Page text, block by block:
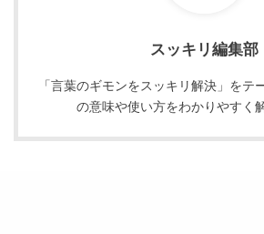
スッキリ編集部
「言葉のギモンをスッキリ解決」をテ
の意味や使い方をわかりやすく